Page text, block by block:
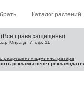
Каталог растений
права защищены)
Мира д. 7, оф. 11
разрешения администратора
рекламы несет